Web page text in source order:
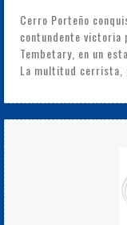
Cerro Porteño
contundente
Tembetary, en un
La multitud cerrista,